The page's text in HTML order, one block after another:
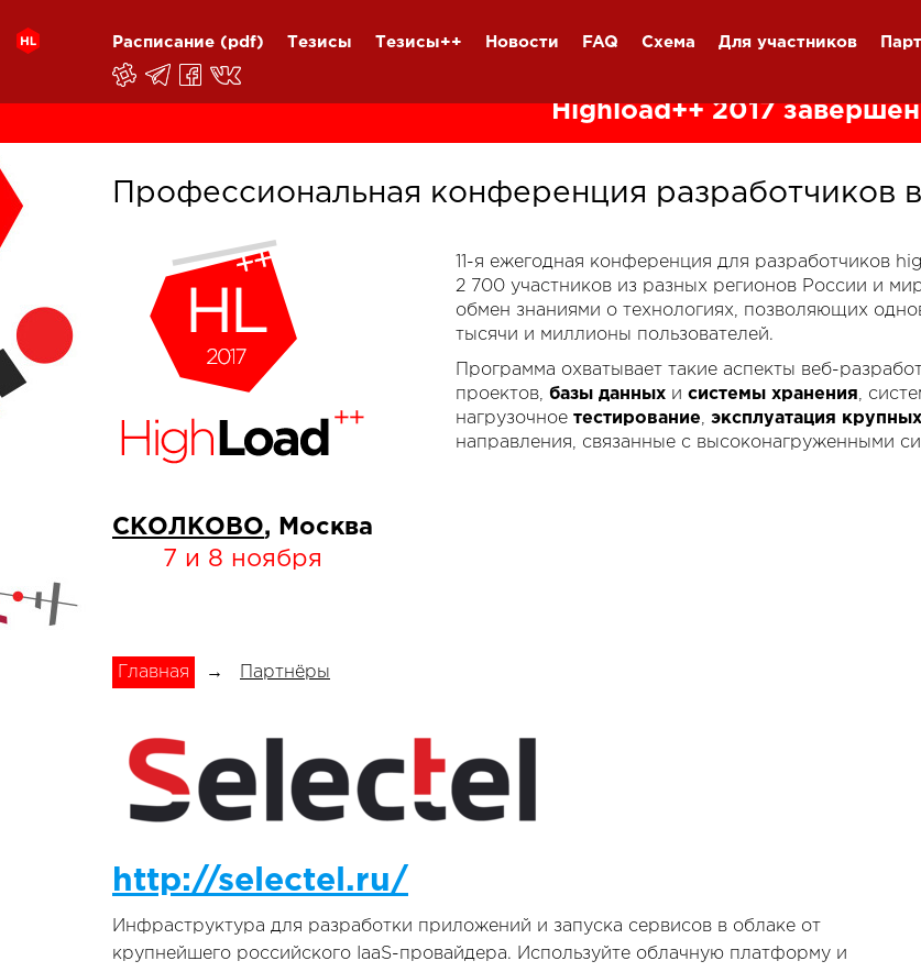
Расписание (pdf) Тезисы Тезисы++ Новости FAQ Схема Для участников
Highload++ 2017
Профессиональная конференция разработчиков
СКОЛКОВО, Москва
7 и 8 ноября
11-я ежегодная конференция для разработчиков
2 700 участников из разных регионов России и
обмен знаниями о технологиях, позволяющих
тысячи и миллионы пользователей.
Программа охватывает такие аспекты веб-
проектов, базы данных и системы хранения,
нагрузочное тестирование, эксплуатация
направления, связанные с высоконагруженными
Главная → Партнёры
http://selectel.ru/
Инфраструктура для разработки приложений и запуска сервисов в облаке от
крупнейшего российского IaaS-провайдера. Используйте облачную платформу и